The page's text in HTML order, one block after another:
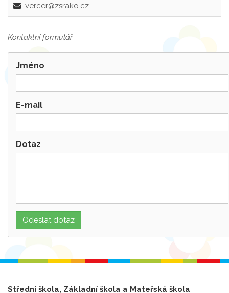
vercer@zsrako.cz
Kontaktní formulář
Jméno
E-mail
Dotaz
Střední škola, Základní škola a Mateřská škola